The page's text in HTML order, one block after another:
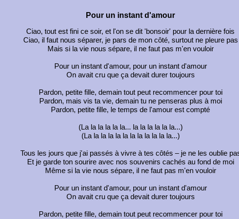
Pour un instant d'amour
Ciao, tout est fini ce soir, et l'on se dit 'bonsoir' pour la dernière fois
Ciao, il faut nous séparer, je pars de mon côté, surtout ne pleure pas
Mais si la vie nous sépare, il ne faut pas m'en vouloir
Pour un instant d'amour, pour un instant d'amour
On avait cru que ça devait durer toujours
Pardon, petite fille, demain tout peut recommencer pour toi
Pardon, mais vis ta vie, demain tu ne penseras plus à moi
Pardon, petite fille, le temps de l'amour est compté
(La la la la la la... la la la la la la...)
(La la la la la la la la la la la la...)
Tous les jours que j'ai passés à vivre à tes côtés – je ne les oublie
Et je garde ton sourire avec nos souvenirs cachés au fond de moi
Même si la vie nous sépare, il ne faut pas m'en vouloir
Pour un instant d'amour, pour un instant d'amour
On avait cru que ça devait durer toujours
Pardon, petite fille, demain tout peut recommencer pour toi